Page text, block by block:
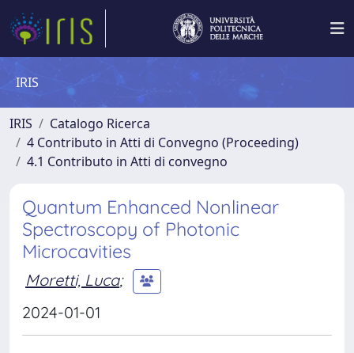
IRIS
IRIS
Catalogo Ricerca
4 Contributo in Atti di Convegno (Proceeding)
4.1 Contributo in Atti di convegno
Quantum Enhanced Nonlinear
Spectroscopy of Photonic
Microcavities
Moretti, Luca;
2024-01-01